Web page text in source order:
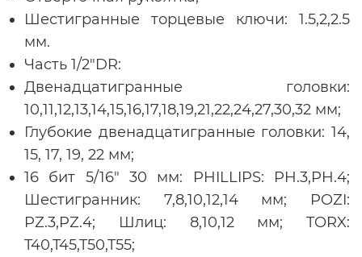
Шестигранные торцевые ключи: 1.5,2,2.5
мм.
Часть 1/2"DR:
Двенадцатигранные головки:
10,11,12,13,14,15,16,17,18,19,21,22,24,27,30,32 мм;
Глубокие двенадцатигранные головки: 14,
15, 17, 19, 22 мм;
16 бит 5/16" 30 мм: PHILLIPS: PH.3,PH.4;
Шестигранник: 7,8,10,12,14 мм; POZI:
PZ.3,PZ.4; Шлиц: 8,10,12 мм; TORX:
T40,T45,T50,T55;